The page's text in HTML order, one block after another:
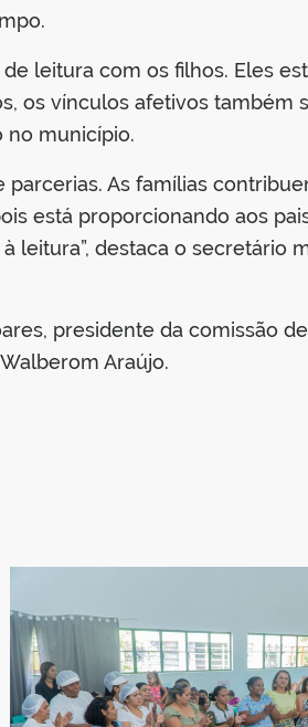
leitura com os filhos. Eles
os vínculos afetivos também
no município.
As famílias
está proporcionando aos
destaca o secretário
presidente da comissão
Araújo.